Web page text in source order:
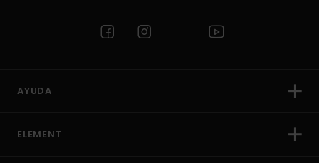
AYUDA
ELEMENT